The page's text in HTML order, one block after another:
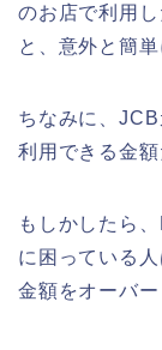
のお店で利用
と、意外と簡
ちなみに、
利用できる金額
もしかしたら
に困っている
金額をオーバー